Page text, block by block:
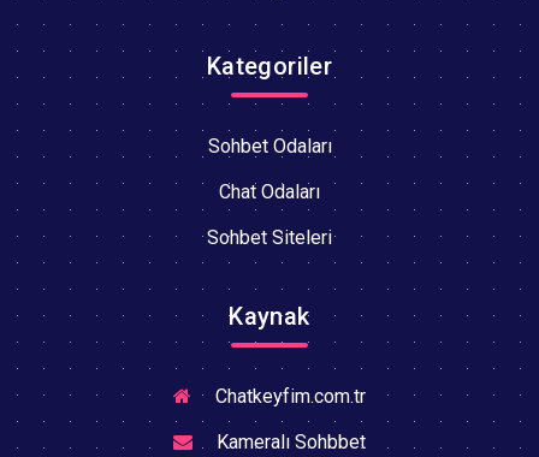
Kategoriler
Sohbet Odaları
Chat Odaları
Sohbet Siteleri
Kaynak
Chatkeyfim.com.tr
Kameralı Sohbbet